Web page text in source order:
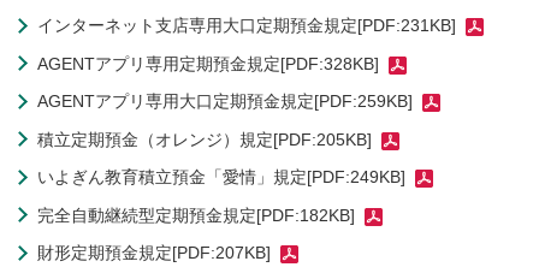
インターネット支店専用大口定期預金規定[PDF:231KB]
AGENTアプリ専用定期預金規定[PDF:328KB]
AGENTアプリ専用大口定期預金規定[PDF:259KB]
積立定期預金（オレンジ）規定[PDF:205KB]
いよぎん教育積立預金「愛情」規定[PDF:249KB]
完全自動継続型定期預金規定[PDF:182KB]
財形定期預金規定[PDF:207KB]